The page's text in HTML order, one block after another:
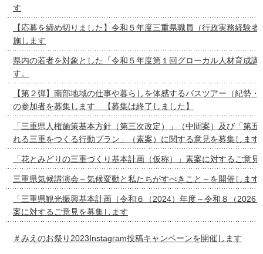
す
【応募を締め切りました】令和５年度三重県職員（行政実務経験
施します
県内の若者を対象とした「令和５年度第１回グローカル人材育成講
す。
【第２弾】南部地域の仕事や暮らしを体感するバスツアー（紀勢
の参加者を募集します 【募集は終了しました】
「三重県人権施策基本方針（第三次改定）」（中間案）及び「第
れる三重をつくる行動プラン」（素案）に関する意見を募集します
「花とみどりの三重づくり基本計画（仮称）」素案に対するご意見
三重県気候講演会～気候変動と私たちがすべきこと～を開催します
「三重県観光振興基本計画（令和６（2024）年度～令和８（2026
案に対するご意見を募集します
＃みえのお祭り2023Instagram投稿キャンペーンを開催します